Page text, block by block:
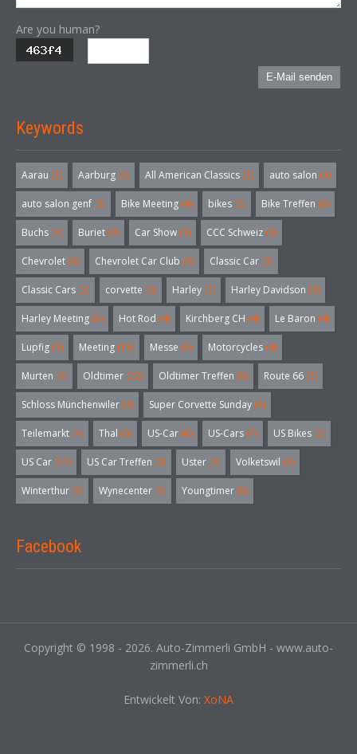
Are you human?
E-Mail senden
Keywords
Aarau (3) Aarburg (3) All American Classics (3) auto salon (3)
auto salon genf (3) Bike Meeting (4) bikes (5) Bike Treffen (5)
Buchs (4) Buriet (3) Car Show (3) CCC Schweiz (3)
Chevrolet (3) Chevrolet Car Club (3) Classic Car (3)
Classic Cars (3) corvette (6) Harley (7) Harley Davidson (3)
Harley Meeting (5) Hot Rod (4) Kirchberg CH (4) Le Baron (4)
Lupfig (3) Meeting (18) Messe (5) Motorcycles (4)
Murten (3) Oldtimer (32) Oldtimer Treffen (5) Route 66 (3)
Schloss Münchenwiler (3) Super Corvette Sunday (5)
Teilemarkt (4) Thal (3) US-Car (6) US-Cars (7) US Bikes (5)
US Car (57) US Car Treffen (6) Uster (4) Volketswil (3)
Winterthur (3) Wynecenter (3) Youngtimer (5)
Facebook
Copyright © 1998 - 2026. Auto-Zimmerli GmbH - www.auto-
zimmerli.ch
Entwickelt Von: XoNA